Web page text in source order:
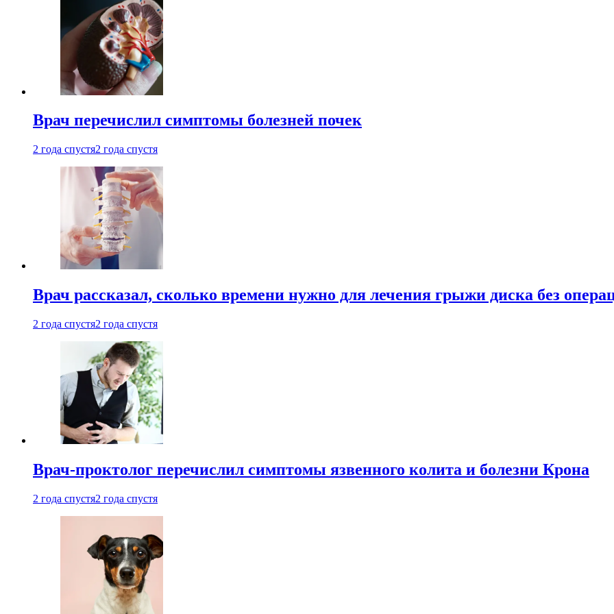
Врач перечислил симптомы болезней почек
2 года спустя2 года спустя
Врач рассказал, сколько времени нужно для лечения грыжи диска без
2 года спустя2 года спустя
Врач-проктолог перечислил симптомы язвенного колита и болезни Крона
2 года спустя2 года спустя